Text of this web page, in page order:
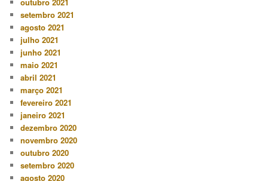
outubro 2021
setembro 2021
agosto 2021
julho 2021
junho 2021
maio 2021
abril 2021
março 2021
fevereiro 2021
janeiro 2021
dezembro 2020
novembro 2020
outubro 2020
setembro 2020
agosto 2020